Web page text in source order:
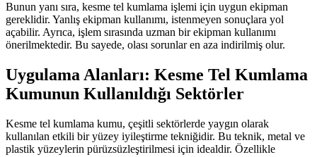
Bunun yanı sıra, kesme tel kumlama işlemi için uygun ekipman
gereklidir. Yanlış ekipman kullanımı, istenmeyen sonuçlara yol
açabilir. Ayrıca, işlem sırasında uzman bir ekipman kullanımı
önerilmektedir. Bu sayede, olası sorunlar en aza indirilmiş olur.
Uygulama Alanları: Kesme Tel Kumlama
Kumunun Kullanıldığı Sektörler
Kesme tel kumlama kumu, çeşitli sektörlerde yaygın olarak
kullanılan etkili bir yüzey iyileştirme tekniğidir. Bu teknik, metal ve
plastik yüzeylerin pürüzsüzleştirilmesi için idealdir. Özellikle